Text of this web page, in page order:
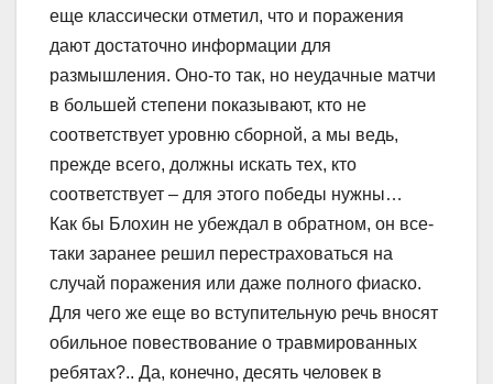
еще классически отметил, что и поражения
дают достаточно информации для
размышления. Оно-то так, но неудачные матчи
в большей степени показывают, кто не
соответствует уровню сборной, а мы ведь,
прежде всего, должны искать тех, кто
соответствует – для этого победы нужны…
Как бы Блохин не убеждал в обратном, он все-
таки заранее решил перестраховаться на
случай поражения или даже полного фиаско.
Для чего же еще во вступительную речь вносят
обильное повествование о травмированных
ребятах?.. Да, конечно, десять человек в